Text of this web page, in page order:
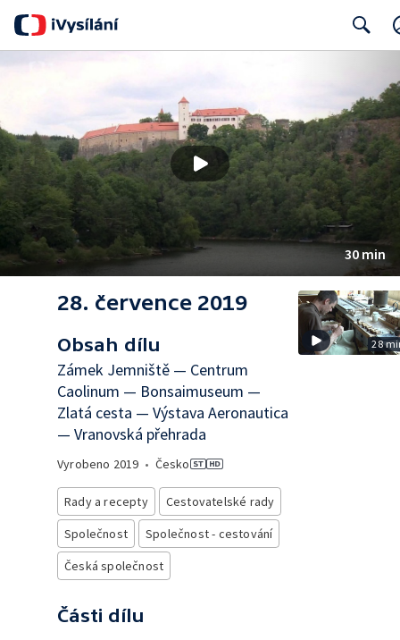
30 min
28. července 2019
Obsah dílu
Zámek Jemniště — Centrum
Caolinum — Bonsaimuseum —
Zlatá cesta — Výstava Aeronautica
— Vranovská přehrada
Vyrobeno 2019 • Česko
Rady a recepty
Cestovatelské rady
Společnost
Společnost - cestování
Česká společnost
Části dílu
28